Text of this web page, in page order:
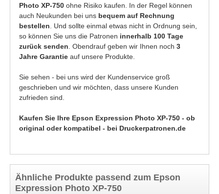
Photo XP-750 ohne Risiko kaufen. In der Regel können
auch Neukunden bei uns bequem auf Rechnung
bestellen . Und sollte einmal etwas nicht in Ordnung sein,
so können Sie uns die Patronen innerhalb 100 Tage
zurück senden . Obendrauf geben wir Ihnen noch 3
Jahre Garantie auf unsere Produkte.
Sie sehen - bei uns wird der Kundenservice groß
geschrieben und wir möchten, dass unsere Kunden
zufrieden sind.
Kaufen Sie Ihre Epson Expression Photo XP-750 - ob
original oder kompatibel - bei Druckerpatronen.de
Ähnliche Produkte passend zum Epson
Expression Photo XP-750